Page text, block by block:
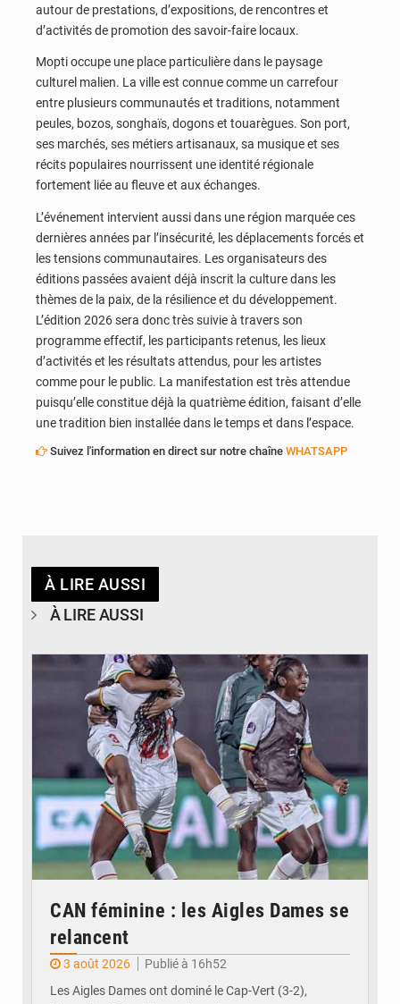
autour de prestations, d’expositions, de rencontres et
d’activités de promotion des savoir-faire locaux.
Mopti occupe une place particulière dans le paysage
culturel malien. La ville est connue comme un carrefour
entre plusieurs communautés et traditions, notamment
peules, bozos, songhaïs, dogons et touarègues. Son port,
ses marchés, ses métiers artisanaux, sa musique et ses
récits populaires nourrissent une identité régionale
fortement liée au fleuve et aux échanges.
L’événement intervient aussi dans une région marquée ces
dernières années par l’insécurité, les déplacements forcés et
les tensions communautaires. Les organisateurs des
éditions passées avaient déjà inscrit la culture dans les
thèmes de la paix, de la résilience et du développement.
L’édition 2026 sera donc très suivie à travers son
programme effectif, les participants retenus, les lieux
d’activités et les résultats attendus, pour les artistes
comme pour le public. La manifestation est très attendue
puisqu’elle constitue déjà la quatrième édition, faisant d’elle
une tradition bien installée dans le temps et dans l’espace.
Suivez l'information en direct sur notre chaîne WHATSAPP
À LIRE AUSSI
À LIRE AUSSI
© FEMAFOOT
CAN féminine : les Aigles Dames se
relancent
3 août 2026
Publié à 16h52
Les Aigles Dames ont dominé le Cap-Vert (3-2),